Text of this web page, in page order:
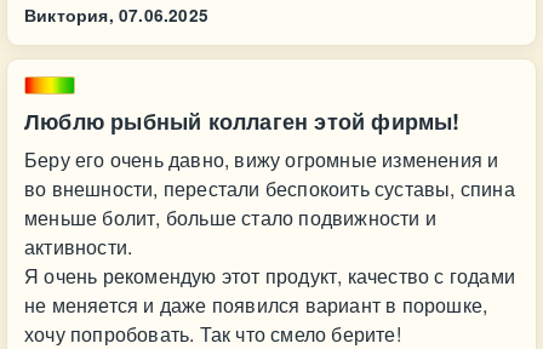
Виктория, 07.06.2025
Люблю рыбный коллаген этой фирмы!
Беру его очень давно, вижу огромные изменения и
во внешности, перестали беспокоить суставы, спина
меньше болит, больше стало подвижности и
активности.
Я очень рекомендую этот продукт, качество с годами
не меняется и даже появился вариант в порошке,
хочу попробовать. Так что смело берите!